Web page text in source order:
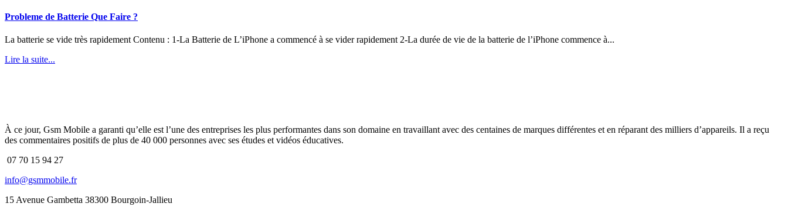
Probleme de Batterie Que Faire ?
La batterie se vide très rapidement Contenu : 1-La Batterie de L’iPhone a commencé à se vider rapidement 2-La durée de vie de la batterie de l’iPhone commence à...
Lire la suite...
À ce jour, Gsm Mobile a garanti qu’elle est l’une des entreprises les plus performantes dans son domaine en travaillant avec des centaines de marques différentes et en réparant des milliers d’appareils. Il a reçu
des commentaires positifs de plus de 40 000 personnes avec ses études et vidéos éducatives.
07 70 15 94 27
info@gsmmobile.fr
15 Avenue Gambetta 38300 Bourgoin-Jallieu